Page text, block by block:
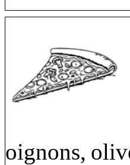
oignons,